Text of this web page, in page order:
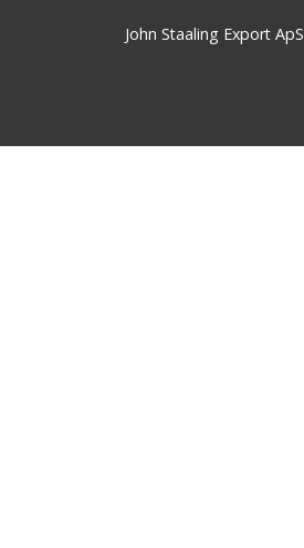
John Staaling Export ApS